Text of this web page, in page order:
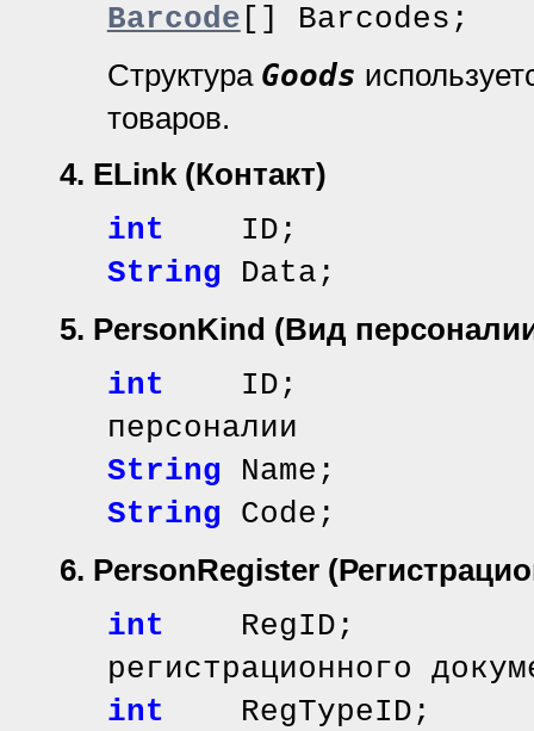
Barcode []
Структура Goods
товаров.
4. ELink (Контакт)
int ID;
String Data;
5. PersonKind (Вид
int ID; //
персоналии
String Name; //
String Code;
6. PersonRegister
int RegID; //
регистрационного
int RegTypeID;